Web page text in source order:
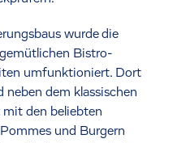
wurde die
Bistro-
umfunktioniert. Dort
neben dem klassischen
den beliebten
und Burgern